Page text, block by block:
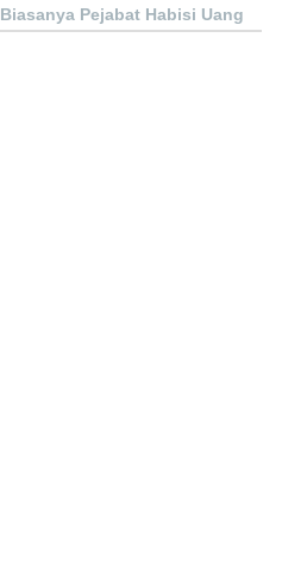
Biasanya Pejabat Habisi Uang